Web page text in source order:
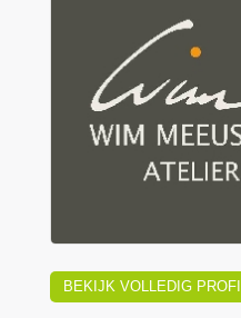
BEKIJK VOLLEDIG